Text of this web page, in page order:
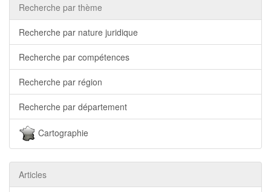
Recherche par thème
Recherche par nature juridique
Recherche par compétences
Recherche par région
Recherche par département
Cartographie
Articles